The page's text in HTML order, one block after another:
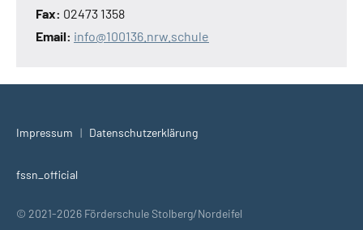
Fax: 02473 1358
Email: info@100136.nrw.schule
Impressum | Datenschutzerklärung
fssn_official
© 2021-2026 Förderschule Stolberg/Nordeifel